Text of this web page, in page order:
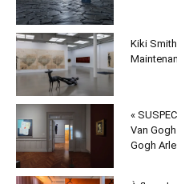
Kiki
«
Van
Gogh